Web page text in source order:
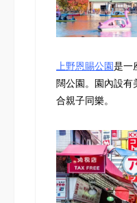
上野恩賜公園是一
闊公園。園內設有
合親子同樂。